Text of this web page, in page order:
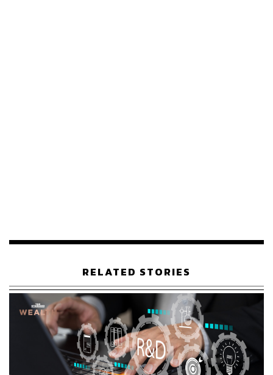
โรงงานและสำนักงานส่วนที่สำคัญ
อนึ่ง มีการวิเคราะห์ว่า วิกฤตครั้งนี้ถือเป็นสัญญาณเตือนให้
ภาคธุรกิจและนักลงทุนทั่วโลกต้องรีบกระจายความเสี่ยง
และมองหาโอกาสใหม่ในอุตสาหกรรมเซมิคอนดักเตอร์หรือ
ตัวเลือกสำรองอื่นๆ เพื่อรับมือกับความผันผวนของห่วงโซ่
RELATED STORIES